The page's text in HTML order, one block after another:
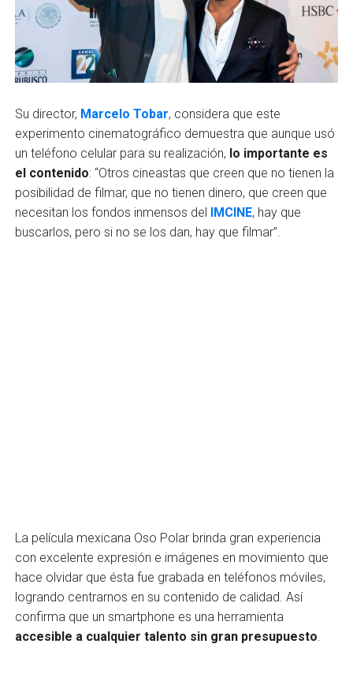
Su director, Marcelo Tobar, considera que este
experimento cinematográfico demuestra que aunque usó
un teléfono celular para su realización, lo importante es
el contenido: “Otros cineastas que creen que no tienen la
posibilidad de filmar, que no tienen dinero, que creen que
necesitan los fondos inmensos del
IMCINE, hay que
buscarlos, pero si no se los dan, hay que filmar”.
La película mexicana Oso Polar brinda gran experiencia
con excelente expresión e imágenes en movimiento que
hace olvidar que ésta fue grabada en teléfonos móviles,
logrando centrarnos en su contenido de calidad. Así
confirma que un smartphone es una herramienta
accesible a cualquier talento sin gran presupuesto.